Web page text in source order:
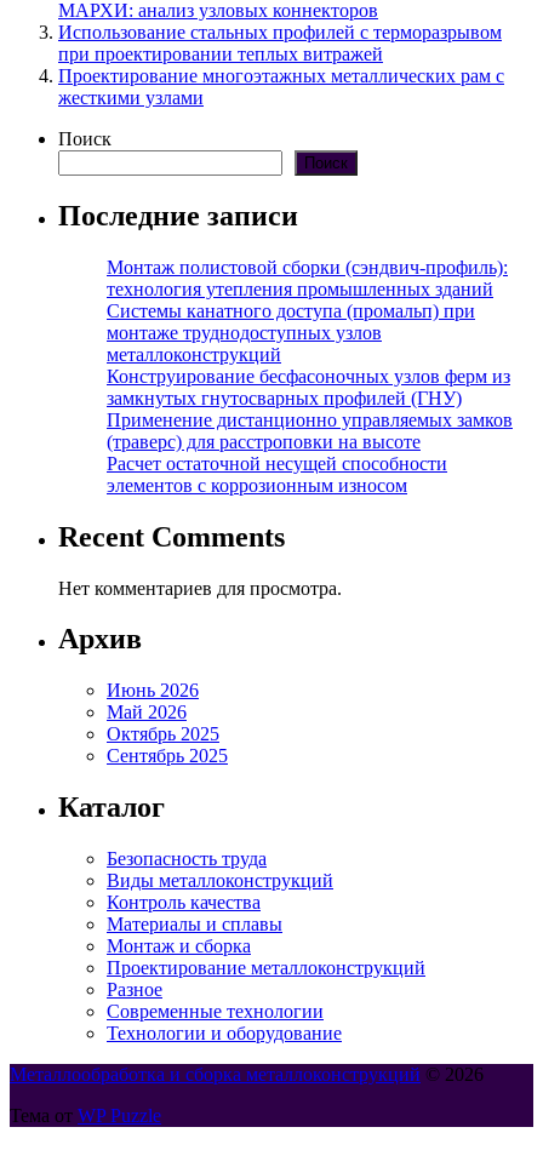
МАРХИ: анализ узловых коннекторов
Использование стальных профилей с терморазрывом
при проектировании теплых витражей
Проектирование многоэтажных металлических рам с
жесткими узлами
Поиск
Поиск
Последние записи
Монтаж полистовой сборки (сэндвич-профиль):
технология утепления промышленных зданий
Системы канатного доступа (промальп) при
монтаже труднодоступных узлов
металлоконструкций
Конструирование бесфасоночных узлов ферм из
замкнутых гнутосварных профилей (ГНУ)
Применение дистанционно управляемых замков
(траверс) для расстроповки на высоте
Расчет остаточной несущей способности
элементов с коррозионным износом
Recent Comments
Нет комментариев для просмотра.
Архив
Июнь 2026
Май 2026
Октябрь 2025
Сентябрь 2025
Каталог
Безопасность труда
Виды металлоконструкций
Контроль качества
Материалы и сплавы
Монтаж и сборка
Проектирование металлоконструкций
Разное
Современные технологии
Технологии и оборудование
Металлообработка и сборка металлоконструкций © 2026
Тема от WP Puzzle